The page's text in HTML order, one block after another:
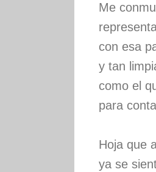
Me
con esa
y tan
como el
para
Hoja que
ya se